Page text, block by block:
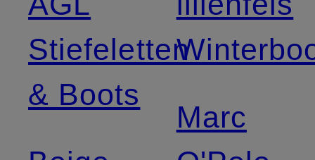
Stiefeletten
& Boots
Marc